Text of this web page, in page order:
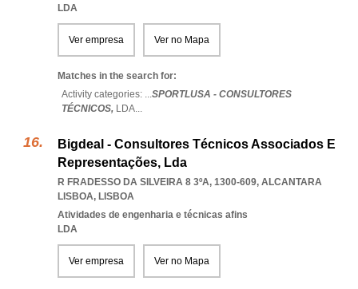
LDA
Ver empresa Ver no Mapa
Matches in the search for:
Activity categories: ...SPORTLUSA - CONSULTORES
TÉCNICOS, LDA...
Bigdeal - Consultores Técnicos Associados E
Representações, Lda
R FRADESSO DA SILVEIRA 8 3ºA, 1300-609, ALCANTARA
LISBOA, LISBOA
Atividades de engenharia e técnicas afins
LDA
Ver empresa Ver no Mapa